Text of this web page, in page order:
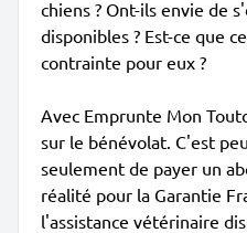
chiens ? Ont-ils envie de
disponibles ? Est-ce que
contrainte pour eux ?
Avec Emprunte Mon
sur le bénévolat. C'est
seulement de payer un
réalité pour la Garantie
l'assistance vétérinaire